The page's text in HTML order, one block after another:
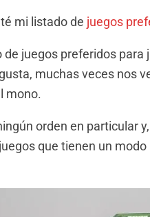
mi listado de juegos
juegos preferidos para
muchas veces nos
mono.
orden en particular
que tienen un